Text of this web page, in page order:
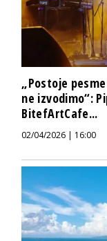
„Postoje
ne izvodimo“:
BitefArtCafe...
02/04/2026 | 16:00